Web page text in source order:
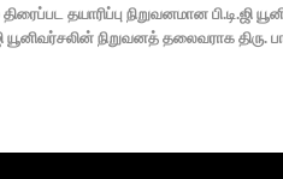
திரைப்பட தயாரிப்பு நிறுவனமான
யூனிவர்சலின் நிறுவனத் தலைவராக திரு.